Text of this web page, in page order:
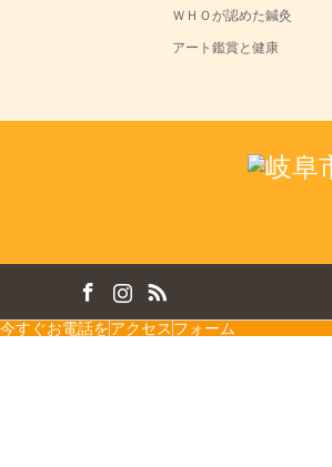
ＷＨＯが認めた鍼灸
アート鑑賞と健康
今すぐお電話をアクセス フォーム